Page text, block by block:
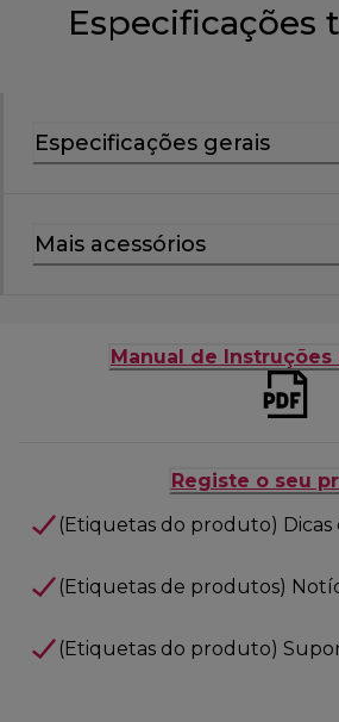
Especificações
Especificações gerais
Mais acessórios
Manual de Instruções
Registe o seu
(Etiquetas do produto)
(Etiquetas de produtos)
(Etiquetas do produto)